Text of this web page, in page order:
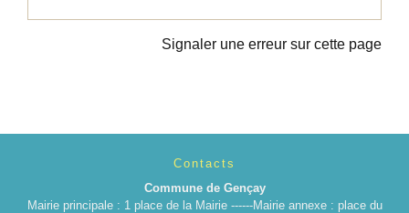
Signaler une erreur sur cette page
Contacts
Commune de Gençay
Mairie principale : 1 place de la Mairie ------Mairie annexe : place du